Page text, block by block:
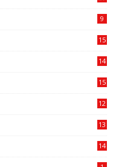
9
15
14
15
12
13
14